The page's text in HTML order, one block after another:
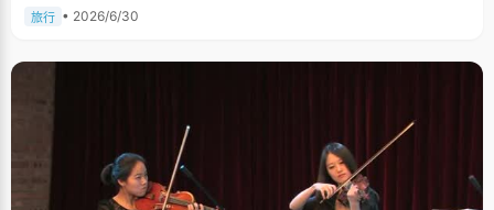
旅行 • 2026/6/30